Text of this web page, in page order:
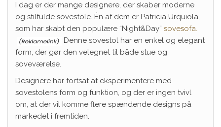
I dag er der mange designere, der skaber moderne
og stilfulde sovestole. Én af dem er Patricia Urquiola,
som har skabt den populære “Night&Day” sovesofa.
Denne sovestol har en enkel og elegant
form, der gør den velegnet til både stue og
soveværelse.
Designere har fortsat at eksperimentere med
sovestolens form og funktion, og der er ingen tvivl
om, at der vil komme flere spændende designs på
markedet i fremtiden.